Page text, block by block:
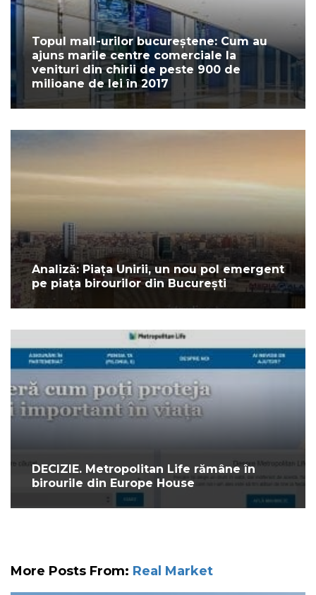
Topul mall-urilor bucureștene: Cum au
ajuns marile centre comerciale la
venituri din chirii de peste 900 de
milioane de lei în 2017
Analiză: Piața Unirii, un nou pol emergent
pe piața birourilor din București
DECIZIE. Metropolitan Life rămâne în
birourile din Europe House
More Posts From: Real Market